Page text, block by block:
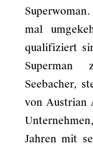
mal
qualifiziert
Superman
Seebacher,
von Austrian
Jahren mit